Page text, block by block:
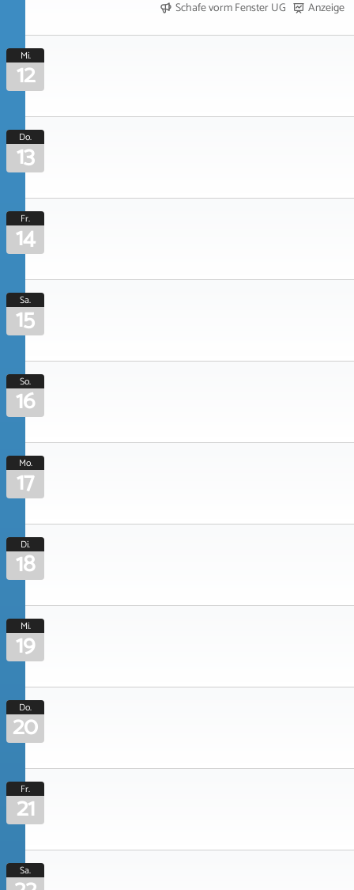
Schafe vorm Fenster UG Anzeige
Mi.
12
Do.
13
Fr.
14
Sa.
15
So.
16
Mo.
17
Di.
18
Mi.
19
Do.
20
Fr.
21
Sa.